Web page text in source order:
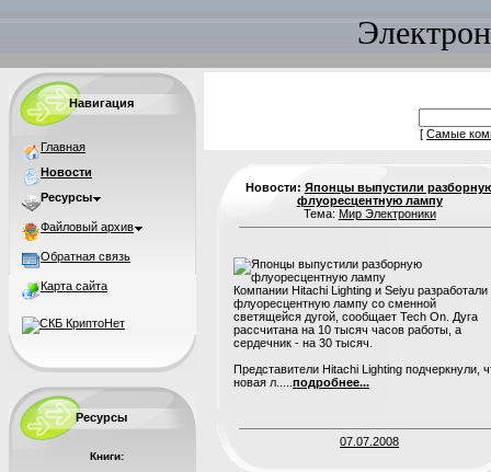
Навигация
Главная
Новости
Ресурсы
Файловый архив
Обратная связь
Карта сайта
Ресурсы
Книги:
[ Самые
Новости: Японцы выпустили
флуоресцентную лампу
Тема: Мир Электроники
Компании Hitachi Lighting и Seiyu разработали
флуоресцентную лампу со сменной
светящейся дугой, сообщает Tech On. Дуга
рассчитана на 10 тысяч часов работы, а
сердечник - на 30 тысяч.
Представители Hitachi Lighting подчеркнули,
новая л..... подробнее...
07.07.2008